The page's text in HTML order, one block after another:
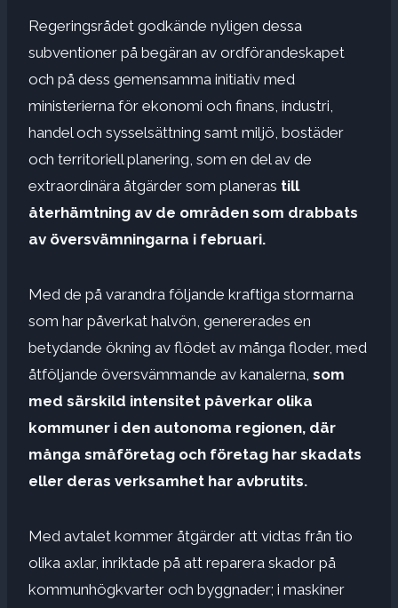
Regeringsrådet godkände nyligen dessa
subventioner på begäran av ordförandeskapet
och på dess gemensamma initiativ med
ministerierna för ekonomi och finans, industri,
handel och sysselsättning samt miljö, bostäder
och territoriell planering, som en del av de
extraordinära åtgärder som planeras till
återhämtning av de områden som drabbats
av översvämningarna i februari.
Med de på varandra följande kraftiga stormarna
som har påverkat halvön, genererades en
betydande ökning av flödet av många floder, med
åtföljande översvämmande av kanalerna, som
med särskild intensitet påverkar olika
kommuner i den autonoma regionen, där
många småföretag och företag har skadats
eller deras verksamhet har avbrutits.
Med avtalet kommer åtgärder att vidtas från tio
olika axlar, inriktade på att reparera skador på
kommunhögkvarter och byggnader; i maskiner